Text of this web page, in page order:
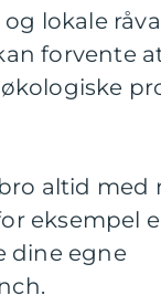
lokale
forvente
altid med
eksempel
dine egne